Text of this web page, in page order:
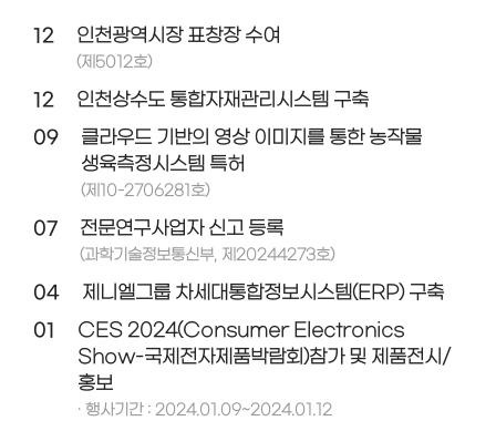
12 인천광역시장 표창장 수여
(제5012호)
12
인천상수도 통합자재관리시스템 구축
09
클라우드 기반의 영상 이미지를 통한 농작물
생육측정시스템 특허
(제10-2706281호)
07 전문연구사업자 신고 등록
(과학기술정보통신부, 제20244273호)
04
제니엘그룹 차세대통합정보시스템(ERP) 구축
01
CES 2024(Consumer Electronics
Show-국제전자제품박람회)참가 및 제품전시/
홍보
· 행사기간 : 2024.01.09~2024.01.12